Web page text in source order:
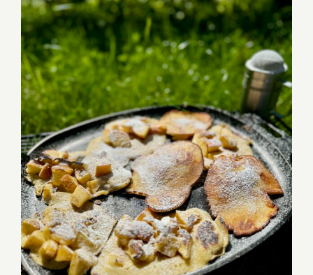
Apfelpancakes Gusseiserne Bratpfanne